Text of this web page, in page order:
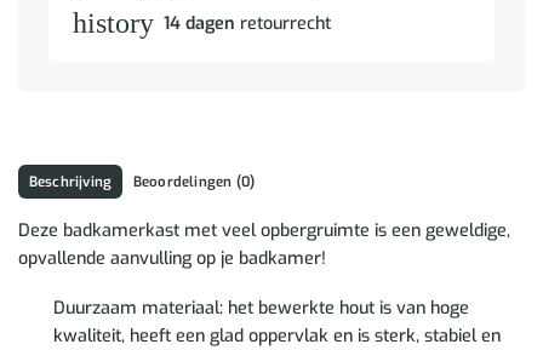
history 14 dagen retourrecht
Beschrijving Beoordelingen (0)
Deze badkamerkast met veel opbergruimte is een geweldige,
opvallende aanvulling op je badkamer!
Duurzaam materiaal: het bewerkte hout is van hoge
kwaliteit, heeft een glad oppervlak en is sterk, stabiel en